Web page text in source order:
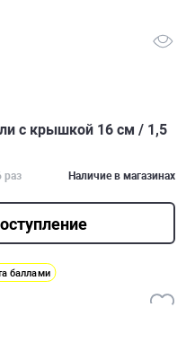
с крышкой 16 см / 1,5
раз Наличие в магазинах
баллами